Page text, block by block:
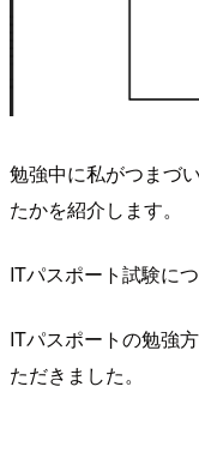
勉強中に私がつまづ
たかを紹介します。
ITパスポート試験に
ITパスポートの勉強
ただきました。